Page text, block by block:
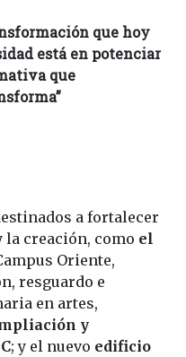
que hoy
está en potenciar
que
a fortalecer
creación, como el
Oriente,
resguardo e
en artes,
y
; y el nuevo edificio